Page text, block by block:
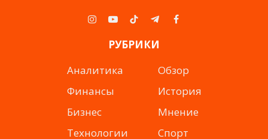
Instagram
YouTubeTikTokTelegramFacebook
РУБРИКИ
Аналитика
Финансы
Бизнес
Технологии
Обзор
История
Мнение
Спорт